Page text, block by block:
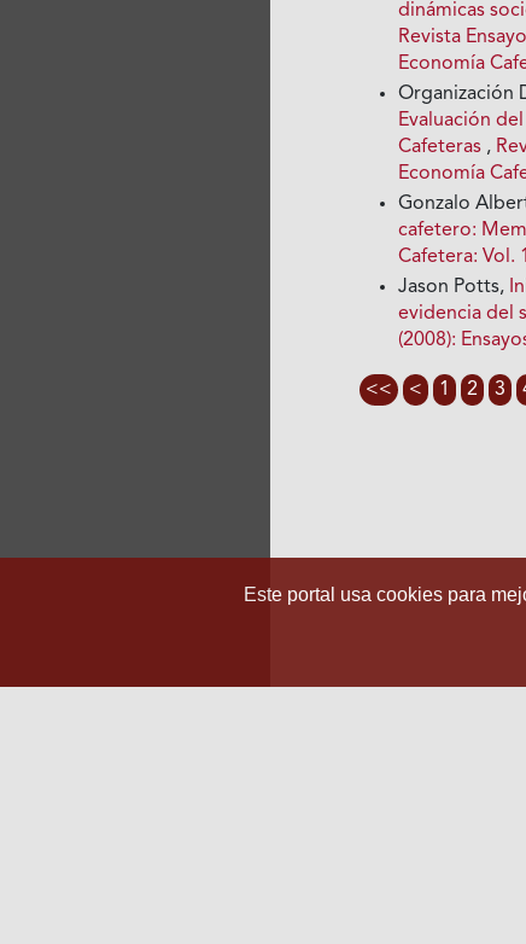
dinámicas
Revista
Economía
Organización
Evaluación
Cafeteras ,
Economía
Gonzalo
cafetero:
Cafetera: Vol.
Jason Potts,
evidencia del
(2008):
<< < 1 2 3
Este portal usa cookies para